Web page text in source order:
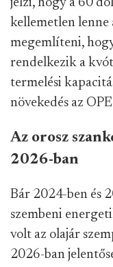
jelzi, hogy a 60
kellemetlen lenne
megemlíteni,
rendelkezik a
termelési
növekedés az
Az orosz
2026-ban
Bár 2024-ben és
szembeni
volt az olajár
2026-ban